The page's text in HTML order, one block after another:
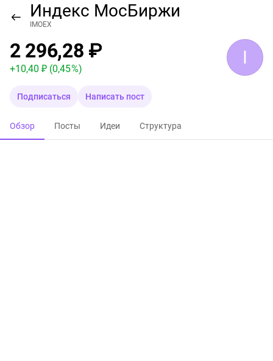
Индекс МосБиржи
IMOEX
I
2 296,28 ₽
+10,40 ₽ (0,45 %)
Подписаться Написать пост
Обзор Посты Идеи Структура